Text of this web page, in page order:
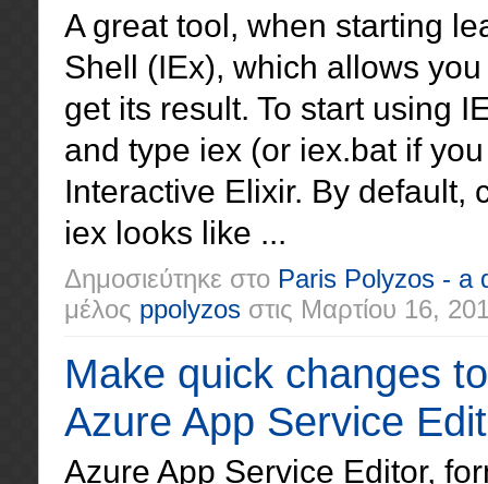
A great tool, when starting
Shell (IEx), which allows
get its result. To start using
and type iex (or iex.bat if
Interactive Elixir. By default,
iex looks like ...
Δημοσιεύτηκε στο Paris Polyzos - a
μέλος ppolyzos στις Μαρτίου 16,
Make quick changes
Azure App Service
Azure App Service Editor,